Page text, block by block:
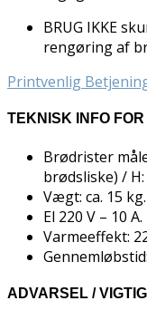
BRUG IKKE
rengøring af
Printvenlig
TEKNISK INFO
Brødrister
brødsliske) / H:
Vægt: ca. 15 kg.
El 220 V – 10 A.
Varmeeffekt:
ADVARSEL /